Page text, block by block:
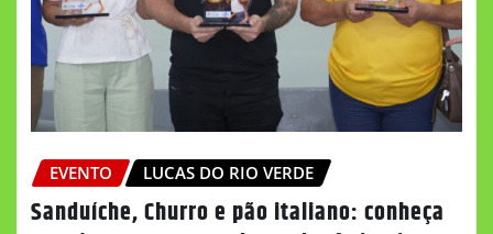
EVENTO LUCAS DO RIO VERDE
Sanduíche, Churro e pão italiano: conheça